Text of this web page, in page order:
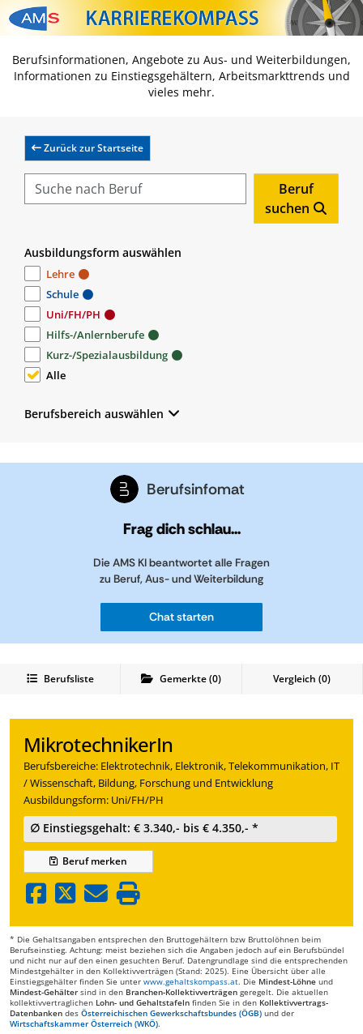
Zum Inhalt springen
Zum Navmenü springen
Zur Suche springen
Zur Footer springen
Berufsinformationen, Angebote zu Aus- und Weiterbildungen,
Informationen zu Einstiegsgehältern, Arbeitsmarkttrends und
vieles mehr.
Zurück zur Startseite
Beruf
suchen
Ausbildungsform auswählen
Lehre
Schule
Uni/FH/PH
Hilfs-/Anlernberufe
Kurz-/Spezialausbildung
Alle
Berufsbereich auswählen
Berufsinfomat
Frag dich schlau...
Die AMS KI beantwortet alle Fragen
zu Beruf, Aus- und Weiterbildung
Chat starten
Berufsliste Gemerkte(0) Vergleich (0)
MikrotechnikerIn
Berufsbereiche: Elektrotechnik, Elektronik, Telekommunikation, IT
/ Wissenschaft, Bildung, Forschung und Entwicklung
Ausbildungsform: Uni/FH/PH
∅ Einstiegsgehalt: € 3.340,- bis € 4.350,- *
Berufmerken
* Die Gehaltsangaben entsprechen den Bruttogehältern bzw Bruttolöhnen beim
Berufseinstieg. Achtung: meist beziehen sich die Angaben jedoch auf ein Berufsbündel
und nicht nur auf den einen gesuchten Beruf. Datengrundlage sind die entsprechenden
Mindestgehälter in den Kollektivverträgen (Stand: 2025). Eine Übersicht über alle
Einstiegsgehälter finden Sie unter www.gehaltskompass.at. Die Mindest-Löhne und
Mindest-Gehälter sind in den Branchen-Kollektivverträgen geregelt. Die aktuellen
kollektivvertraglichen Lohn- und Gehaltstafeln finden Sie in den Kollektivvertrags-
Datenbanken des Österreichischen Gewerkschaftsbundes (ÖGB) und der
Wirtschaftskammer Österreich (WKÖ).